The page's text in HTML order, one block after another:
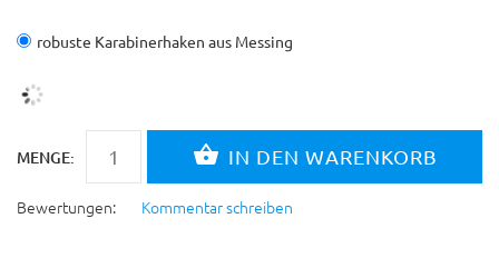
robuste Karabinerhaken aus Messing
MENGE:
Bewertungen: Kommentar schreiben